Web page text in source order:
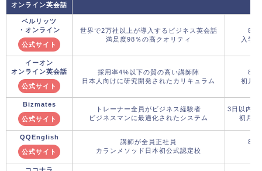
オンライン英会話
ベルリッツ
・オンライン
公式サイト
世界で2万社以上が導入するビジネス英会話
満足度98％の高クオリティ
8月
入学
イーオン
オンライン英会話
公式サイト
採用率4%以下の質の高い講師陣
日本人向けに研究開発されたカリキュラム
8月
初月
Bizmates
公式サイト
トレーナー全員がビジネス経験者
ビジネスマンに最適化されたシステム
3日以内の
初月
QQEnglish
公式サイト
講師が全員正社員
カランメソッド日本初公式認定校
8月
ココナラ